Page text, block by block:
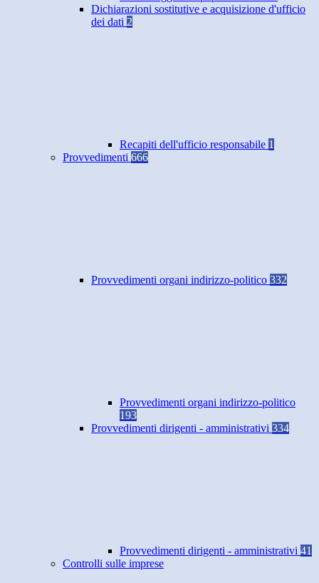
Dichiarazioni sostitutive e acquisizione d'ufficio
dei dati 2
Recapiti dell'ufficio responsabile 1
Provvedimenti 666
Provvedimenti organi indirizzo-politico 332
Provvedimenti organi indirizzo-politico
193
Provvedimenti dirigenti - amministrativi 334
Provvedimenti dirigenti - amministrativi 41
Controlli sulle imprese